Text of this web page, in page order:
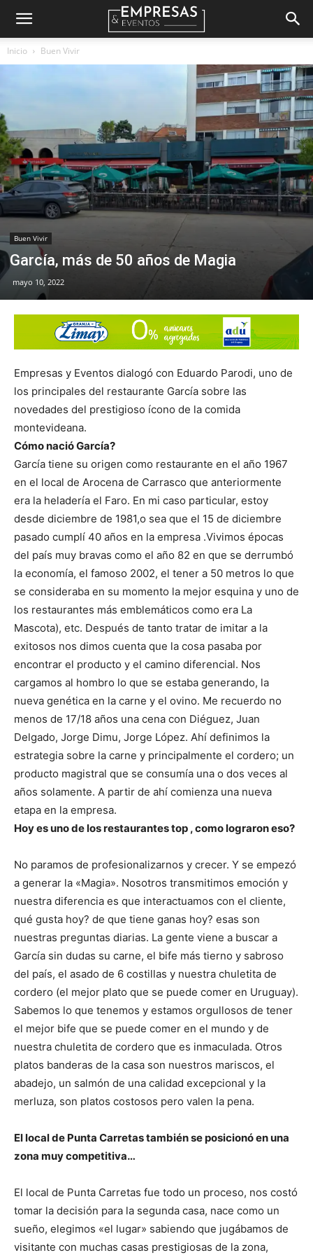
Empresas
Eventos
Inicio Buen Vivir
Buen Vivir
García, más de 50 años de Magia
mayo 10, 2022
Empresas y Eventos dialogó con Eduardo Parodi, uno de
los principales del restaurante García sobre las
novedades del prestigioso ícono de la comida
montevideana.
Cómo nació García?
García tiene su origen como restaurante en el año 1967
en el local de Arocena de Carrasco que anteriormente
era la heladería el Faro. En mi caso particular, estoy
desde diciembre de 1981,o sea que el 15 de diciembre
pasado cumplí 40 años en la empresa .Vivimos épocas
del país muy bravas como el año 82 en que se derrumbó
la economía, el famoso 2002, el tener a 50 metros lo que
se consideraba en su momento la mejor esquina y uno de
los restaurantes más emblemáticos como era La
Mascota), etc. Después de tanto tratar de imitar a la
exitosos nos dimos cuenta que la cosa pasaba por
encontrar el producto y el camino diferencial. Nos
cargamos al hombro lo que se estaba generando, la
nueva genética en la carne y el ovino. Me recuerdo no
menos de 17/18 años una cena con Diéguez, Juan
Delgado, Jorge Dimu, Jorge López. Ahí definimos la
estrategia sobre la carne y principalmente el cordero; un
producto magistral que se consumía una o dos veces al
años solamente. A partir de ahí comienza una nueva
etapa en la empresa.
Hoy es uno de los restaurantes top , como lograron eso?
No paramos de profesionalizarnos y crecer. Y se empezó
a generar la «Magia». Nosotros transmitimos emoción y
nuestra diferencia es que interactuamos con el cliente,
qué gusta hoy? de que tiene ganas hoy? esas son
nuestras preguntas diarias. La gente viene a buscar a
García sin dudas su carne, el bife más tierno y sabroso
del país, el asado de 6 costillas y nuestra chuletita de
cordero (el mejor plato que se puede comer en Uruguay).
Sabemos lo que tenemos y estamos orgullosos de tener
el mejor bife que se puede comer en el mundo y de
nuestra chuletita de cordero que es inmaculada. Otros
platos banderas de la casa son nuestros mariscos, el
abadejo, un salmón de una calidad excepcional y la
merluza, son platos costosos pero valen la pena.
El local de Punta Carretas también se posicionó en una
zona muy competitiva…
El local de Punta Carretas fue todo un proceso, nos costó
tomar la decisión para la segunda casa, nace como un
sueño, elegimos «el lugar» sabiendo que jugábamos de
visitante con muchas casas prestigiosas de la zona,